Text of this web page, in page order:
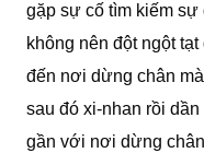
gặp sự cố tìm kiếm
không nên đột ngột
đến nơi dừng chân
sau đó xi-nhan rồi
gần với nơi dừng